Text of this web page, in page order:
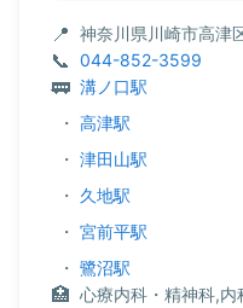
神奈川県川崎市高津
044-852-3599
溝ノ口駅
・ 高津駅
・ 津田山駅
・ 久地駅
・ 宮前平駅
・ 鷺沼駅
心療内科・精神科,内